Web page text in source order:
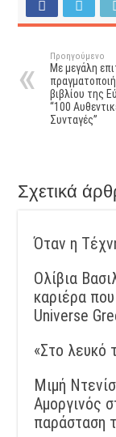
Προηγούμενο
Με μεγάλη
βιβλίου της
“100
Συνταγές”
Σχετικά
Όταν η
Ολίβια
καριέρα
Universe
«Στο λευκό
Μιμή
Αμοργινός
παράσταση